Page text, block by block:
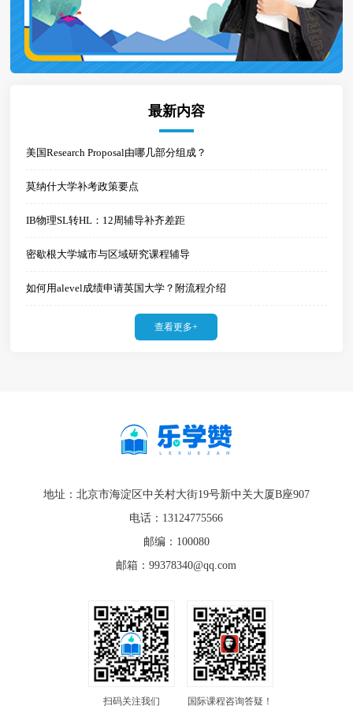
最新内容
美国Research Proposal由哪几部分组成？
莫纳什大学补考政策要点
IB物理SL转HL：12周辅导补齐差距
密歇根大学城市与区域研究课程辅导
如何用alevel成绩申请英国大学？附流程介绍
查看更多+
地址：北京市海淀区中关村大街19号新中关大厦B座907
电话：13124775566
邮编：100080
邮箱：99378340@qq.com
扫码关注我们 国际课程咨询答疑！